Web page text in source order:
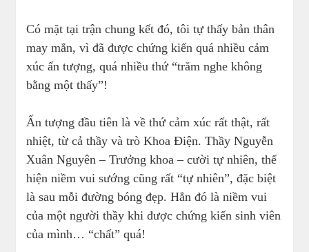
Có mặt tại trận chung kết đó, tôi tự thấy bản thân
may mắn, vì đã được chứng kiến quá nhiều cảm
xúc ấn tượng, quá nhiều thứ “trăm nghe không
bằng một thấy”!
Ấn tượng đầu tiên là về thứ cảm xúc rất thật, rất
nhiệt, từ cả thầy và trò Khoa Điện. Thầy Nguyễn
Xuân Nguyên – Trưởng khoa – cười tự nhiên, thể
hiện niềm vui sướng cũng rất “tự nhiên”, đặc biệt
là sau mỗi đường bóng đẹp. Hẳn đó là niềm vui
của một người thầy khi được chứng kiến sinh viên
của mình… “chất” quá!